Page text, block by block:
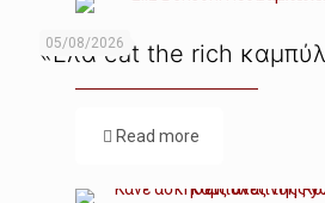
05/08/2026
«Ελα eat the rich
Read more